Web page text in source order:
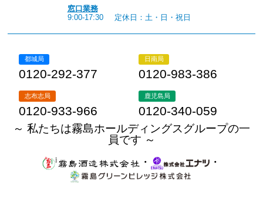
窓口業務
9:00-17:30
定休日：土・日・祝日
都城局
0120-292-377
日南局
0120-983-386
志布志局
0120-933-966
鹿児島局
0120-340-059
～ 私たちは霧島ホールディングスグループの一
員です ～
・
・